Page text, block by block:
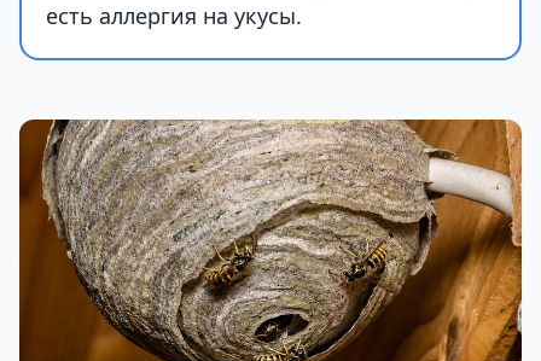
есть аллергия на укусы.